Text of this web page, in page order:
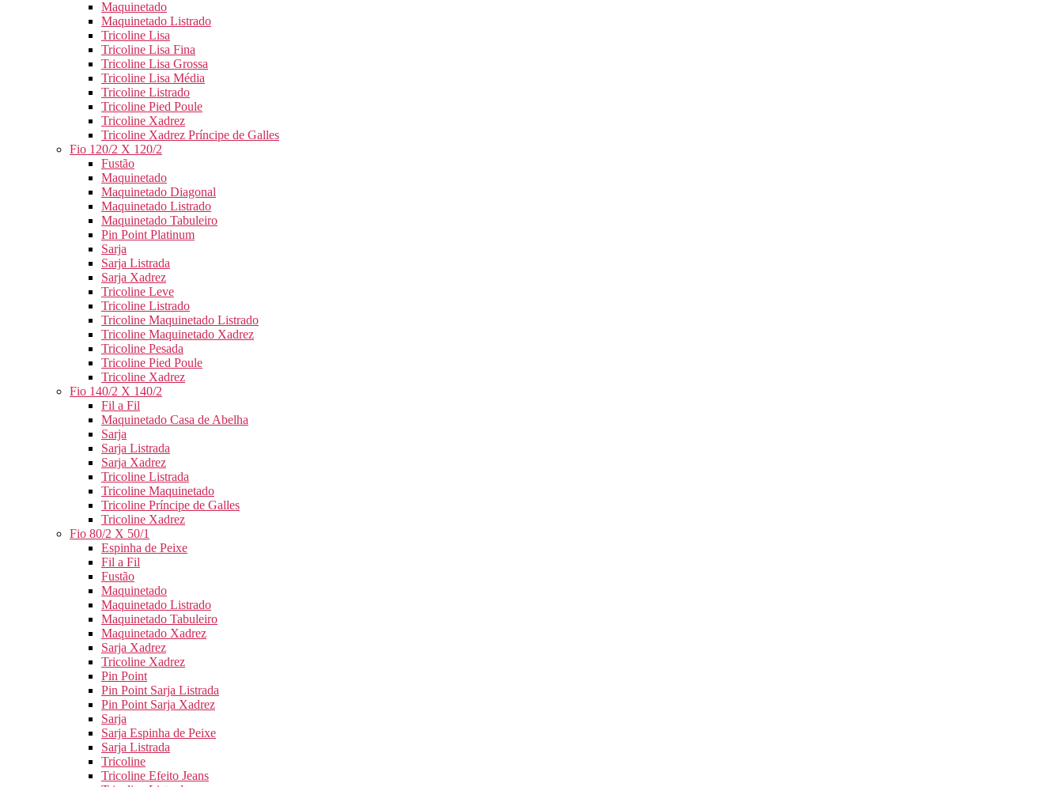
Maquinetado
Maquinetado Listrado
Tricoline Lisa
Tricoline Lisa Fina
Tricoline Lisa Grossa
Tricoline Lisa Média
Tricoline Listrado
Tricoline Pied Poule
Tricoline Xadrez
Tricoline Xadrez Príncipe de Galles
Fio 120/2 X 120/2
Fustão
Maquinetado
Maquinetado Diagonal
Maquinetado Listrado
Maquinetado Tabuleiro
Pin Point Platinum
Sarja
Sarja Listrada
Sarja Xadrez
Tricoline Leve
Tricoline Listrado
Tricoline Maquinetado Listrado
Tricoline Maquinetado Xadrez
Tricoline Pesada
Tricoline Pied Poule
Tricoline Xadrez
Fio 140/2 X 140/2
Fil a Fil
Maquinetado Casa de Abelha
Sarja
Sarja Listrada
Sarja Xadrez
Tricoline Listrada
Tricoline Maquinetado
Tricoline Príncipe de Galles
Tricoline Xadrez
Fio 80/2 X 50/1
Espinha de Peixe
Fil a Fil
Fustão
Maquinetado
Maquinetado Listrado
Maquinetado Tabuleiro
Maquinetado Xadrez
Sarja Xadrez
Tricoline Xadrez
Pin Point
Pin Point Sarja Listrada
Pin Point Sarja Xadrez
Sarja
Sarja Espinha de Peixe
Sarja Listrada
Tricoline
Tricoline Efeito Jeans